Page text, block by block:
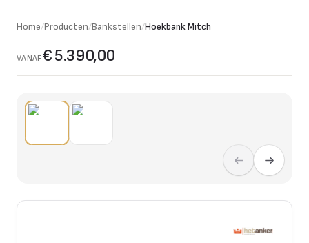
Home/Producten/Bankstellen/Hoekbank Mitch
VANAF€ 5.390,00